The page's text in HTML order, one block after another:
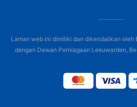
Laman web ini dimiliki dan dikendalikan oleh
dengan Dewan Perniagaan Leeuwarden,